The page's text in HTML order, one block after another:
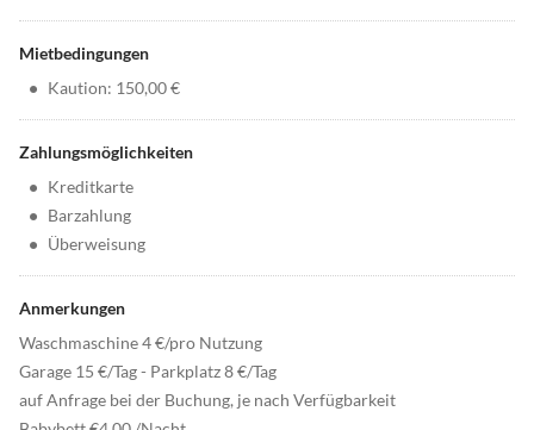
Mietbedingungen
• Kaution: 150,00 €
Zahlungsmöglichkeiten
• Kreditkarte
• Barzahlung
• Überweisung
Anmerkungen
Waschmaschine 4 €/pro Nutzung
Garage 15 €/Tag - Parkplatz 8 €/Tag
auf Anfrage bei der Buchung, je nach Verfügbarkeit